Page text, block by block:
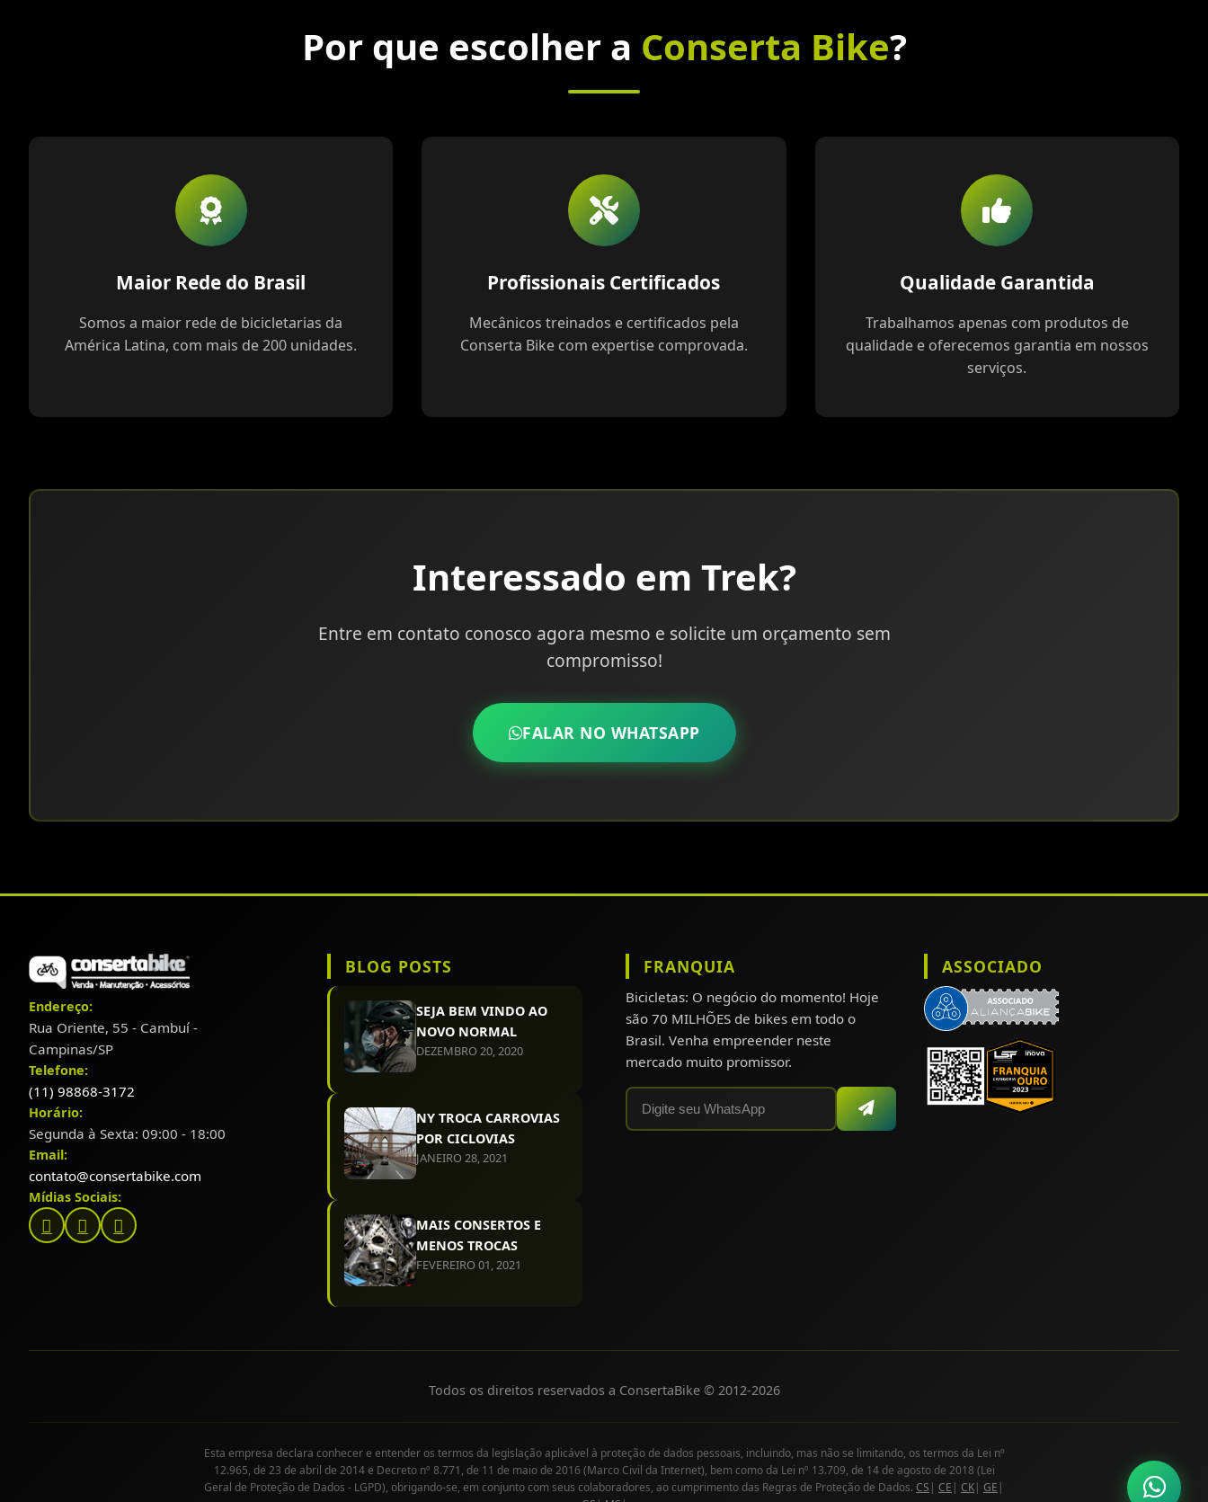
Por que escolher a Conserta Bike?
Maior Rede do Brasil
Somos a maior rede de bicicletarias da
América Latina, com mais de 200 unidades.
Profissionais Certificados
Mecânicos treinados e certificados pela
Conserta Bike com expertise comprovada.
Qualidade Garantida
Trabalhamos apenas com produtos de
qualidade e oferecemos garantia em nossos
serviços.
Interessado em Trek?
Entre em contato conosco agora mesmo e solicite um orçamento sem
compromisso!
FALAR NO WHATSAPP
Endereço:
Rua Oriente, 55 - Cambuí -
Campinas/SP
Telefone:
(11) 98868-3172
Horário:
Segunda à Sexta: 09:00 - 18:00
Email:
contato@consertabike.com
Mídias Sociais:
BLOG POSTS
SEJA BEM VINDO AO
NOVO NORMAL
DEZEMBRO 20, 2020
NY TROCA CARROVIAS
POR CICLOVIAS
JANEIRO 28, 2021
MAIS CONSERTOS E
MENOS TROCAS
FEVEREIRO 01, 2021
FRANQUIA
Bicicletas: O negócio do momento! Hoje
são 70 MILHÕES de bikes em todo o
Brasil. Venha empreender neste
mercado muito promissor.
ASSOCIADO
Todos os direitos reservados a ConsertaBike © 2012-2026
Esta empresa declara conhecer e entender os termos da legislação aplicável à proteção de dados pessoais, incluindo, mas não se limitando, os termos da Lei nº
12.965, de 23 de abril de 2014 e Decreto nº 8.771, de 11 de maio de 2016 (Marco Civil da Internet), bem como da Lei nº 13.709, de 14 de agosto de 2018 (Lei
Geral de Proteção de Dados - LGPD), obrigando-se, em conjunto com seus colaboradores, ao cumprimento das Regras de Proteção de Dados. CS | CE | CK| GE |